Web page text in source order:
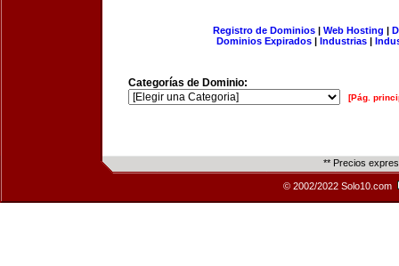
Registro de Dominios| Web Hosting |
Dominios Expirados | Industrias |
Categorías de Dominio:
[Pág.
** Precios
© 2002/2022 Solo10.com